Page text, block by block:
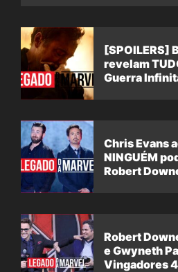
[SPOILERS]
revelam
Guerra
Chris Evans
NINGUÉM
Robert
Robert
e Gwyneth
Vingadores